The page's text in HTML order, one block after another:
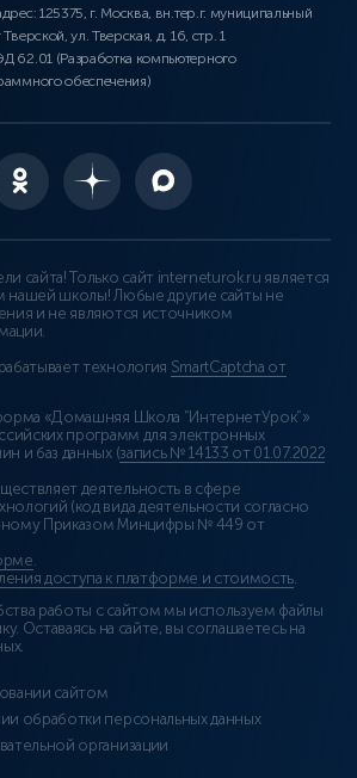
125375, г. Москва, вн.тер.г. муниципальный
Тверской, ул. Тверская, д. 16, стр. 1
62.01 (Разработка компьютерного
обеспечения)
сайта! Только сайт interneturok.ru является
нашей школы! Любые другие сайты не
и не являются источником
технология SmartCaptcha от
«Домашняя Школа “ИнтернетУрок”»
программ для электронных
и баз данных (запись № 14133 от 01.07.2022
деятельность в сфере
(код вида деятельности согласно
Приказом Минцифры № 449 от
.
доступа к платформе и стоимость.
работы с сайтом мы используем файлы
Оставаясь на сайте, вы соглашаетесь на
сайтом
обработки персональных данных
организации